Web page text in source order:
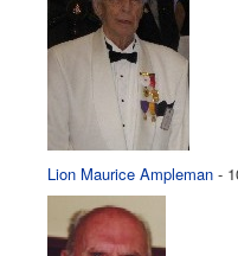
Lion Maurice Ampleman -